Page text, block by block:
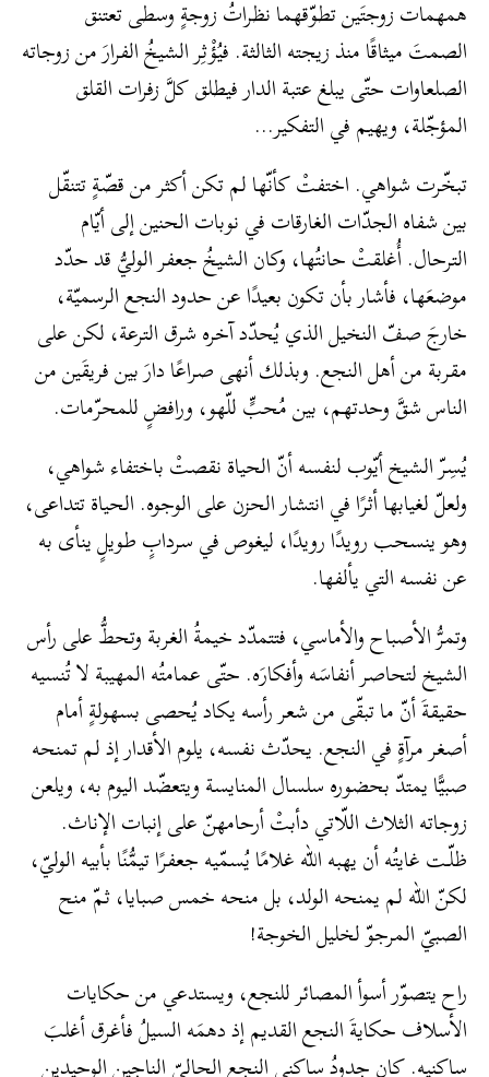
همهمات زوجتَين تطوّقهما نظراتُ زوجةٍ وسطى تعتنق
الصمتَ ميثاقًا منذ زيجته الثالثة. فيُؤْثِر الشيخُ الفرارَ من زوجاته
الصلعاوات حتّى يبلغ عتبة الدار فيطلق كلَّ زفرات القلق
المؤجّلة، ويهيم في التفكير…
تبخّرت شواهي. اختفتْ كأنّها لم تكن أكثر من قصّةٍ تتنقّل
بين شفاه الجدّات الغارقات في نوبات الحنين إلى أيّام
الترحال. أُغلقتْ حانتُها، وكان الشيخُ جعفر الوليُّ قد حدّد
موضعَها، فأشار بأن تكون بعيدًا عن حدود النجع الرسميّة،
خارجَ صفّ النخيل الذي يُحدّد آخره شرق الترعة، لكن على
مقربة من أهل النجع. وبذلك أنهى صراعًا دارَ بين فريقَين من
الناس شقَّ وحدتهم، بين مُحبٍّ للّهو، ورافضٍ للمحرّمات.
يُسِرّ الشيخ أيّوب لنفسه أنّ الحياة نقصتْ باختفاء شواهي،
ولعلّ لغيابها أثرًا في انتشار الحزن على الوجوه. الحياة تتداعى،
وهو ينسحب رويدًا رويدًا، ليغوص في سردابٍ طويلٍ ينأى به
عن نفسه التي يألفها.
وتمرُّ الأصباح والأماسي، فتتمدّد خيمةُ الغربة وتحطُّ على رأس
الشيخ لتحاصر أنفاسَه وأفكارَه. حتّى عمامتُه المهيبة لا تُنسيه
حقيقةَ أنّ ما تبقّى من شعر رأسه يكاد يُحصى بسهولةٍ أمام
أصغر مرآةٍ في النجع. يحدّث نفسه، يلوم الأقدار إذ لم تمنحه
صبيًّا يمتدّ بحضوره سلسال المنايسة ويتعضّد اليوم به، ويلعن
زوجاته الثلاث اللّاتي دأبتْ أرحامهنّ على إنبات الإناث.
ظلّـت غايتُه أن يهبه الله غلامًا يُسمّيه جعفرًا تيمُّنًا بأبيه الوليّ،
لكنّ الله لم يمنحه الولد، بل منحه خمس صبايا، ثمّ منح
الصبيّ المرجوّ لخليل الخوجة!
راح يتصوّر أسوأ المصائر للنجع، ويستدعي من حكايات
الأسلاف حكايةَ النجع القديم إذ دهمَه السيلُ فأغرق أغلبَ
ساكنيه. كان جدودُ ساكني النجع الحاليّ الناجين الوحيدين